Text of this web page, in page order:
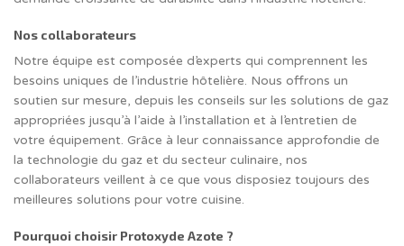
Nos collaborateurs
Notre équipe est composée d’experts qui comprennent les
besoins uniques de l’industrie hôtelière. Nous offrons un
soutien sur mesure, depuis les conseils sur les solutions de gaz
appropriées jusqu’à l’aide à l’installation et à l’entretien de
votre équipement. Grâce à leur connaissance approfondie de
la technologie du gaz et du secteur culinaire, nos
collaborateurs veillent à ce que vous disposiez toujours des
meilleures solutions pour votre cuisine.
Pourquoi choisir Protoxyde Azote ?